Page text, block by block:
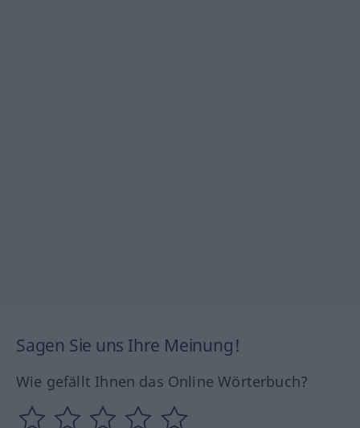
Sagen Sie uns Ihre Meinung!
Wie gefällt Ihnen das Online Wörterbuch?